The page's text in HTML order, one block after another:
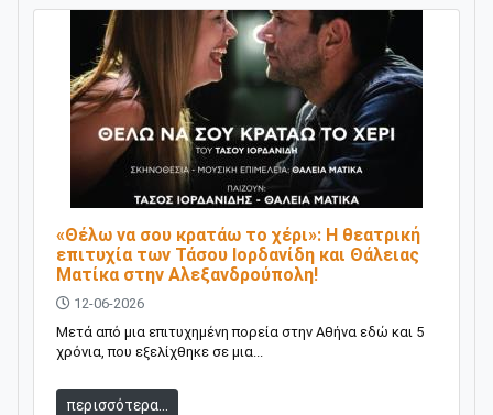
«Θέλω να σου κρατάω το χέρι»: Η θεατρική
επιτυχία των Τάσου Ιορδανίδη και Θάλειας
Ματίκα στην Αλεξανδρούπολη!
12-06-2026
Μετά από μια επιτυχημένη πορεία στην Αθήνα εδώ και 5
χρόνια, που εξελίχθηκε σε μια...
περισσότερα...